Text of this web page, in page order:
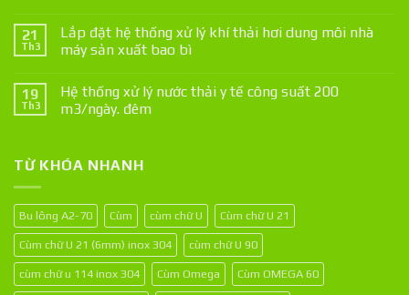
21
Th3
Lắp đặt hệ thống xử lý khí thải hơi dung môi nhà
máy sản xuất bao bì
19
Th3
Hệ thống xử lý nước thải y tế công suất 200
m3/ngày. đêm
TỪ KHÓA NHANH
Bu lông A2-70 Cùm cùm chữ U Cùm chữ U 21
Cùm chữ U 21 (6mm) inox 304 cùm chữ U 90
cùm chữ u 114 inox 304 Cùm Omega Cùm OMEGA 60